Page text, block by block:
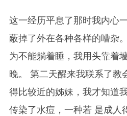
这一经历平息了那时我内心
蔽掉了外在各种各样的嘈杂
为不能躺着睡，我用头靠着
晚。 第二天醒来我联系了教
得比较近的姊妹，我才知道
传染了水痘，一种若 是成人